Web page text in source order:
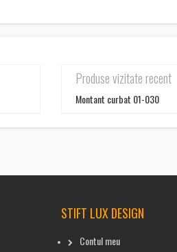
Produse vizitate recent
Montant curbat 01-030
STIFT LUX DESIGN
Contul meu